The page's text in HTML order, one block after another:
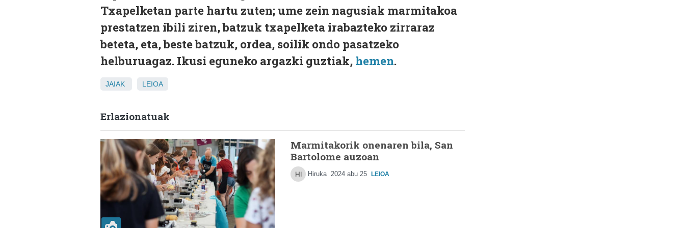
Txapelketan parte hartu zuten; ume zein nagusiak marmitakoa
prestatzen ibili ziren, batzuk txapelketa irabazteko zirraraz
beteta, eta, beste batzuk, ordea, soilik ondo pasatzeko
helburuagaz. Ikusi eguneko argazki guztiak, hemen.
JAIAK LEIOA
Erlazionatuak
Marmitakorik onenaren bila, San
Bartolome auzoan
Hiruka 2024 abu 25 LEIOA